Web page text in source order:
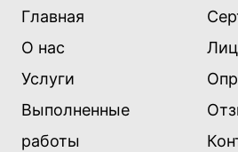
Главная
О нас
Услуги
Выполненные
работы